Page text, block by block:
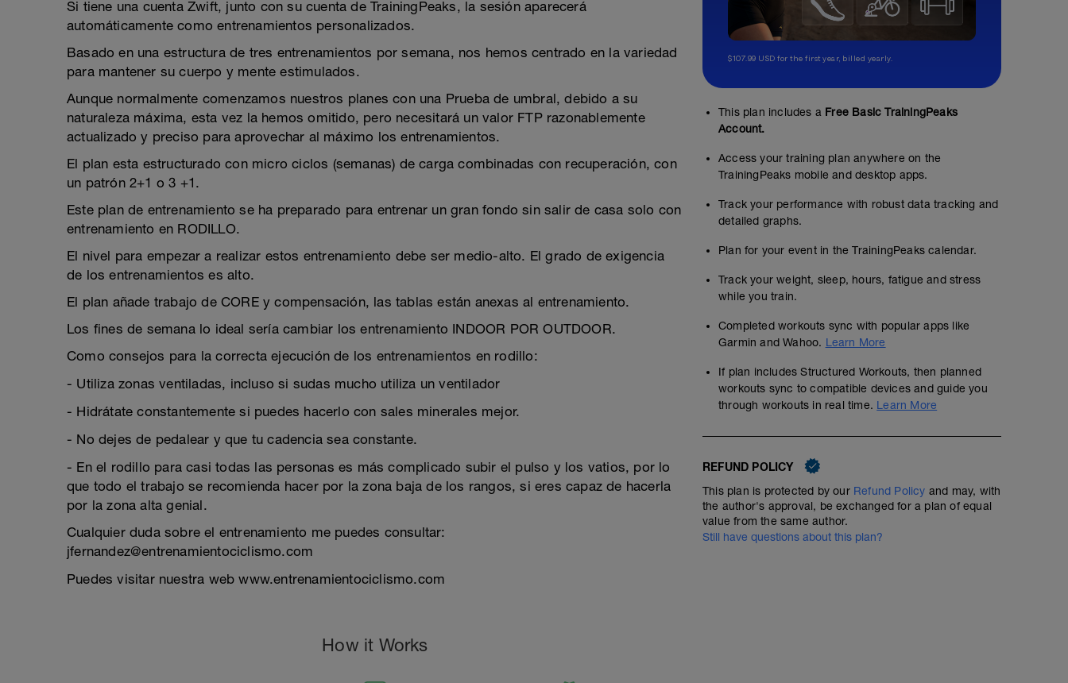
Si tiene una cuenta Zwift, junto con su cuenta de TrainingPeaks, la sesión aparecerá
automáticamente como entrenamientos personalizados.
Basado en una estructura de tres entrenamientos por semana, nos hemos centrado en la variedad
para mantener su cuerpo y mente estimulados.
Aunque normalmente comenzamos nuestros planes con una Prueba de umbral, debido a su
naturaleza máxima, esta vez la hemos omitido, pero necesitará un valor FTP razonablemente
actualizado y preciso para aprovechar al máximo los entrenamientos.
El plan esta estructurado con micro ciclos (semanas) de carga combinadas con recuperación, con
un patrón 2+1 o 3 +1.
Este plan de entrenamiento se ha preparado para entrenar un gran fondo sin salir de casa solo con
entrenamiento en RODILLO.
El nivel para empezar a realizar estos entrenamiento debe ser medio-alto. El grado de exigencia
de los entrenamientos es alto.
El plan añade trabajo de CORE y compensación, las tablas están anexas al entrenamiento.
Los fines de semana lo ideal sería cambiar los entrenamiento INDOOR POR OUTDOOR.
Como consejos para la correcta ejecución de los entrenamientos en rodillo:
- Utiliza zonas ventiladas, incluso si sudas mucho utiliza un ventilador
- Hidrátate constantemente si puedes hacerlo con sales minerales mejor.
- No dejes de pedalear y que tu cadencia sea constante.
- En el rodillo para casi todas las personas es más complicado subir el pulso y los vatios, por lo
que todo el trabajo se recomienda hacer por la zona baja de los rangos, si eres capaz de hacerla
por la zona alta genial.
Cualquier duda sobre el entrenamiento me puedes consultar:
jfernandez@entrenamientociclismo.com
Puedes visitar nuestra web www.entrenamientociclismo.com
How it Works
$107.99 USD for the first year, billed yearly.
This plan includes a Free Basic TrainingPeaks
Account.
Access your training plan anywhere on the
TrainingPeaks mobile and desktop apps.
Track your performance with robust data tracking and
detailed graphs.
Plan for your event in the TrainingPeaks calendar.
Track your weight, sleep, hours, fatigue and stress
while you train.
Completed workouts sync with popular apps like
Garmin and Wahoo. Learn More
If plan includes Structured Workouts, then planned
workouts sync to compatible devices and guide you
through workouts in real time. Learn More
REFUND POLICY
This plan is protected by our Refund Policy and may, with
the author's approval, be exchanged for a plan of equal
value from the same author.
Still have questions about this plan?